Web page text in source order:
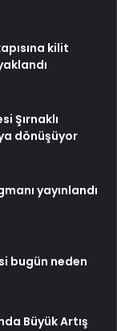
kilit
Şırnaklı
dönüşüyor
yayınlandı
bugün neden
Büyük Artış